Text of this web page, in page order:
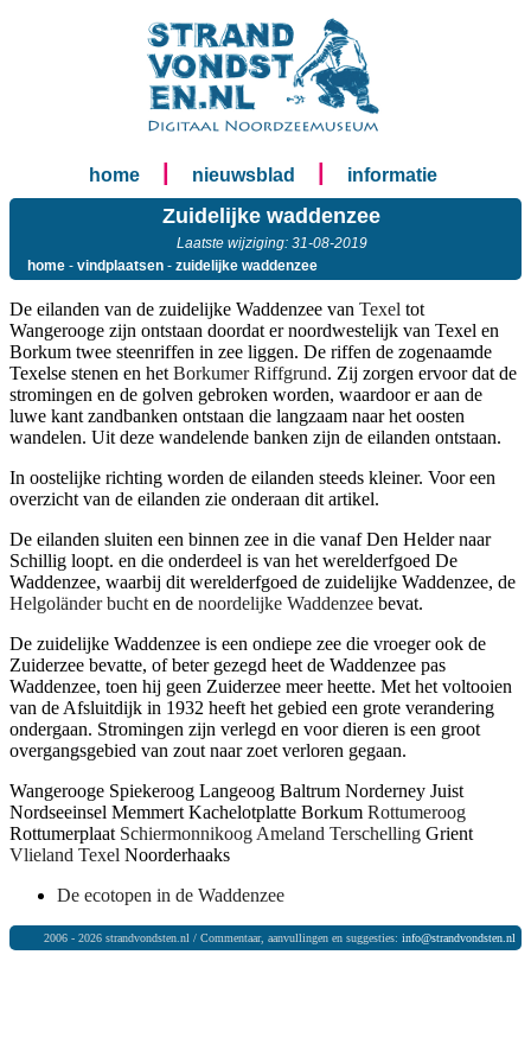
home nieuwsblad informatie
Zuidelijke waddenzee
Laatste wijziging: 31-08-2019
home - vindplaatsen - zuidelijke waddenzee
De eilanden van de zuidelijke Waddenzee van Texel tot
Wangerooge zijn ontstaan doordat er noordwestelijk van Texel en
Borkum twee steenriffen in zee liggen. De riffen de zogenaamde
Texelse stenen en het Borkumer Riffgrund. Zij zorgen ervoor dat de
stromingen en de golven gebroken worden, waardoor er aan de
luwe kant zandbanken ontstaan die langzaam naar het oosten
wandelen. Uit deze wandelende banken zijn de eilanden ontstaan.
In oostelijke richting worden de eilanden steeds kleiner. Voor een
overzicht van de eilanden zie onderaan dit artikel.
De eilanden sluiten een binnen zee in die vanaf Den Helder naar
Schillig loopt. en die onderdeel is van het werelderfgoed De
Waddenzee, waarbij dit werelderfgoed de zuidelijke Waddenzee, de
Helgoländer bucht en de noordelijke Waddenzee bevat.
De zuidelijke Waddenzee is een ondiepe zee die vroeger ook de
Zuiderzee bevatte, of beter gezegd heet de Waddenzee pas
Waddenzee, toen hij geen Zuiderzee meer heette. Met het voltooien
van de Afsluitdijk in 1932 heeft het gebied een grote verandering
ondergaan. Stromingen zijn verlegd en voor dieren is een groot
overgangsgebied van zout naar zoet verloren gegaan.
Wangerooge Spiekeroog Langeoog Baltrum Norderney Juist
Nordseeinsel Memmert Kachelotplatte Borkum Rottumeroog
Rottumerplaat Schiermonnikoog Ameland Terschelling Grient
Vlieland Texel Noorderhaaks
De ecotopen in de Waddenzee
2006 - 2026 strandvondsten.nl / Commentaar, aanvullingen en suggesties: info@strandvondsten.nl